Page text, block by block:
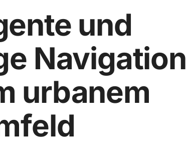
und
Navigation
urbanem